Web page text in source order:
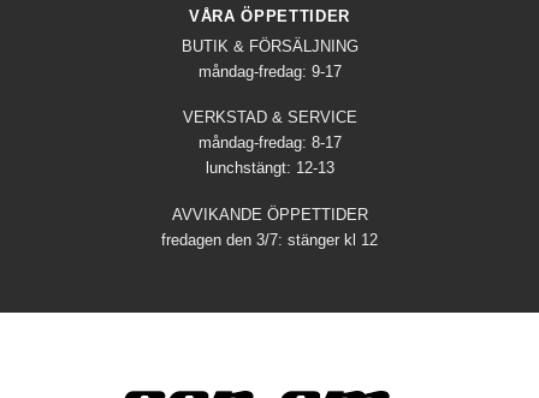
VÅRA ÖPPETTIDER
BUTIK & FÖRSÄLJNING
måndag-fredag: 9-17
VERKSTAD & SERVICE
måndag-fredag: 8-17
lunchstängt: 12-13
AVVIKANDE ÖPPETTIDER
fredagen den 3/7: stänger kl 12